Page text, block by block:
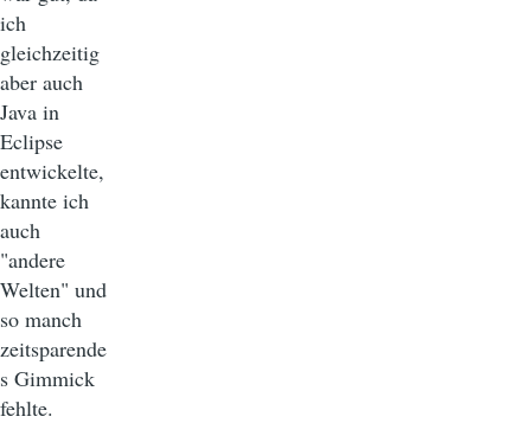
ich
gleichzeitig
aber auch
Java in
Eclipse
entwickelte,
kannte ich
auch
"andere
Welten" und
so manch
zeitsparende
s Gimmick
fehlte.